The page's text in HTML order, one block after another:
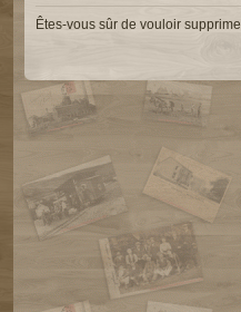
Êtes-vous sûr de vouloir